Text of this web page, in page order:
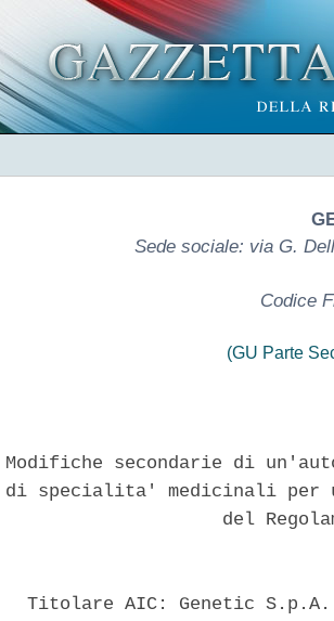
Sede sociale: via G.
Codice
(GU Parte
Modifiche secondarie di
di specialita' medicinali per
del
Titolare AIC: Genetic